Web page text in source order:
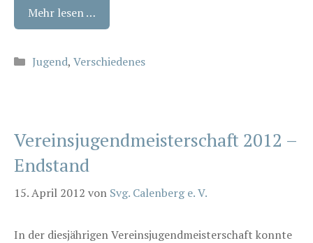
Mehr lesen …
Kategorien
Jugend, Verschiedenes
Vereinsjugendmeisterschaft 2012 –
Endstand
15. April 2012 von Svg. Calenberg e. V.
In der diesjährigen Vereinsjugendmeisterschaft konnte